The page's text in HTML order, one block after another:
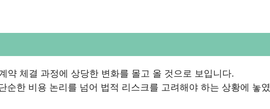
약 체결 과정에 상당한 변화를 몰고 올 것으로 보입니다.
순한 비용 논리를 넘어 법적 리스크를 고려해야 하는 상황에 놓였